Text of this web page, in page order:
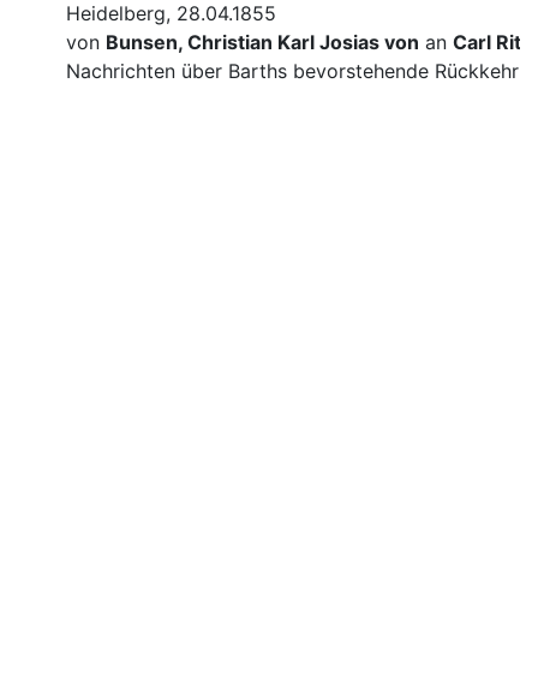
Heidelberg, 28.04.1855
von Bunsen, Christian Karl Josias von an Carl
Nachrichten über Barths bevorstehende Rückkehr